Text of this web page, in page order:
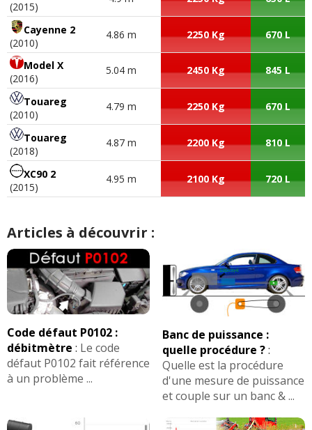
(2015)
Cayenne 2
(2010)
4.86 m 2250 Kg 670 L
Model X
(2016)
5.04 m 2450 Kg 845 L
Touareg
(2010)
4.79 m 2250 Kg 670 L
Touareg
(2018)
4.87 m 2200 Kg 810 L
XC90 2
(2015)
4.95 m 2100 Kg 720 L
Articles à découvrir :
Code défaut P0102 :
débitmètre : Le code
défaut P0102 fait référence
à un problème ...
Banc de puissance :
quelle procédure ?:
Quelle est la procédure
d'une mesure de puissance
et couple sur un banc & ...